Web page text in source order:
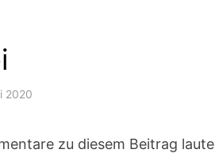
2020
zu diesem Beitrag